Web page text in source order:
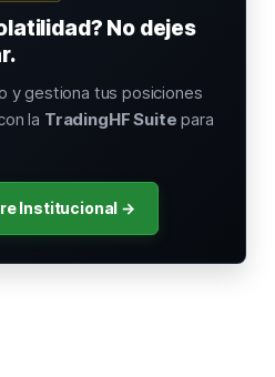
No dejes
y gestiona tus posiciones
la TradingHF Suite para
Institucional →